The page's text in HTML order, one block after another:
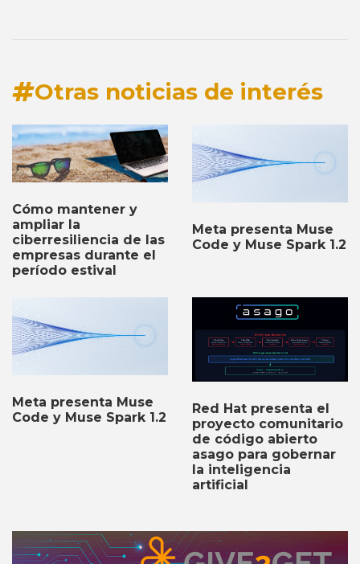
Otras noticias de interés
Cómo mantener y
ampliar la
ciberresiliencia de las
empresas durante el
período estival
Meta presenta Muse
Code y Muse Spark 1.2
Meta presenta Muse
Code y Muse Spark 1.2
Red Hat presenta el
proyecto comunitario
de código abierto
asago para gobernar
la inteligencia
artificial